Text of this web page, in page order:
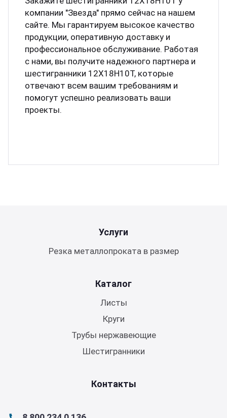
компании "Звезда" прямо сейчас на нашем
сайте. Мы гарантируем высокое качество
продукции, оперативную доставку и
профессиональное обслуживание. Работая
с нами, вы получите надежного партнера и
шестигранники 12Х18Н10Т, которые
отвечают всем вашим требованиям и
помогут успешно реализовать ваши
проекты.
Услуги
Резка металлопроката в размер
Каталог
Листы
Круги
Трубы нержавеющие
Шестигранники
Контакты